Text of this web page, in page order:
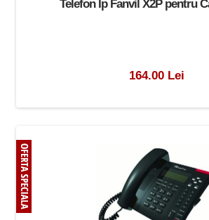
Telefon Ip Fanvil X2P pentru
164.00 Lei